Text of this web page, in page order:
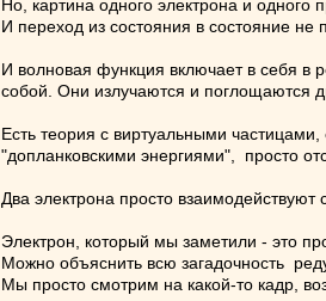
Но, картина одного электрона и одного
И переход из состояния в состояние
И волновая функция включает в себя в
собой. Они излучаются и поглощаются
Есть теория с виртуальными
"допланковскими энергиями", просто
Два электрона просто
Электрон, который мы заметили - это
Можно объяснить всю загадочность
Мы просто смотрим на какой-то кадр,